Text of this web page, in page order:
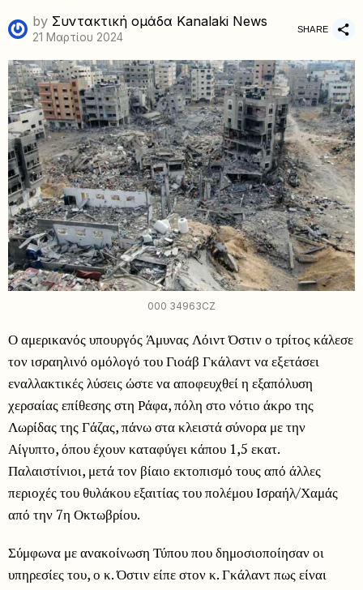
by Συντακτική ομάδα Kanalaki News
21 Μαρτίου 2024
SHARE
000 34963CZ
Ο αμερικανός υπουργός Άμυνας Λόιντ Όστιν ο τρίτος κάλεσε
τον ισραηλινό ομόλογό του Γιοάβ Γκάλαντ να εξετάσει
εναλλακτικές λύσεις ώστε να αποφευχθεί η εξαπόλυση
χερσαίας επίθεσης στη Ράφα, πόλη στο νότιο άκρο της
Λωρίδας της Γάζας, πάνω στα κλειστά σύνορα με την
Αίγυπτο, όπου έχουν καταφύγει κάπου 1,5 εκατ.
Παλαιστίνιοι, μετά τον βίαιο εκτοπισμό τους από άλλες
περιοχές του θυλάκου εξαιτίας του πολέμου Ισραήλ/Χαμάς
από την 7η Οκτωβρίου.
Σύμφωνα με ανακοίνωση Τύπου που δημοσιοποίησαν οι
υπηρεσίες του, ο κ. Όστιν είπε στον κ. Γκάλαντ πως είναι